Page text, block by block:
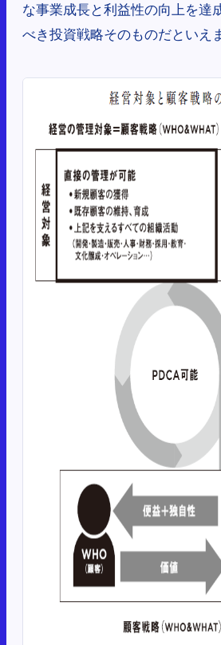
な事業成長と利益性の向上を達
べき投資戦略そのものだといえ